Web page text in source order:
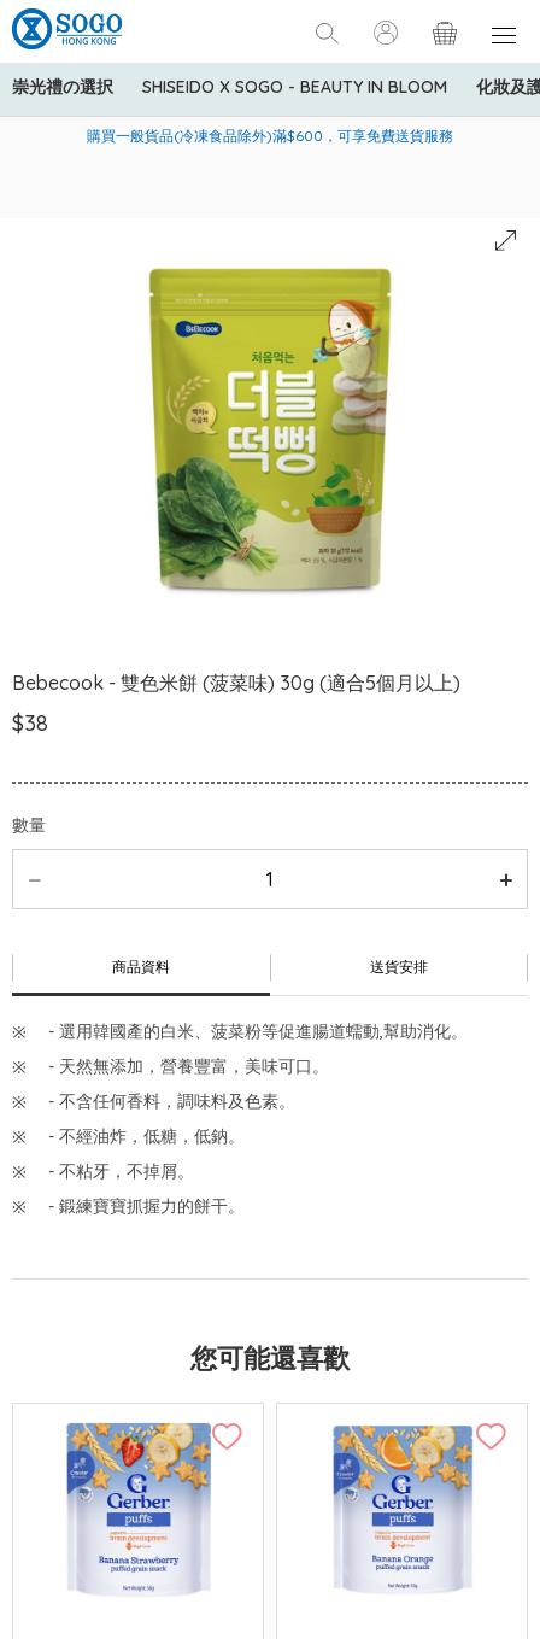
崇光禮の選択 SHISEIDO X SOGO - BEAUTY IN BLOOM 化妝及
美國運通Explorer®信用卡會員購物禮遇：高達5%簽賬回贈！
購買一般貨品(冷凍食品除外)滿$600，可享免費送貨服務
寄送中國內地服務只適用於指定商品，若訂單金額少於HK$600(折
Bebecook - 雙色米餅 (菠菜味) 30g (適合5個月以上)
$38
數量
商品資料 送貨安排
- 選用韓國產的白米、菠菜粉等促進腸道蠕動,幫助消化。
- 天然無添加，營養豐富，美味可口。
- 不含任何香料，調味料及色素。
- 不經油炸，低糖，低鈉。
- 不粘牙，不掉屑。
- 鍛練寶寶抓握力的餅干。
您可能還喜歡